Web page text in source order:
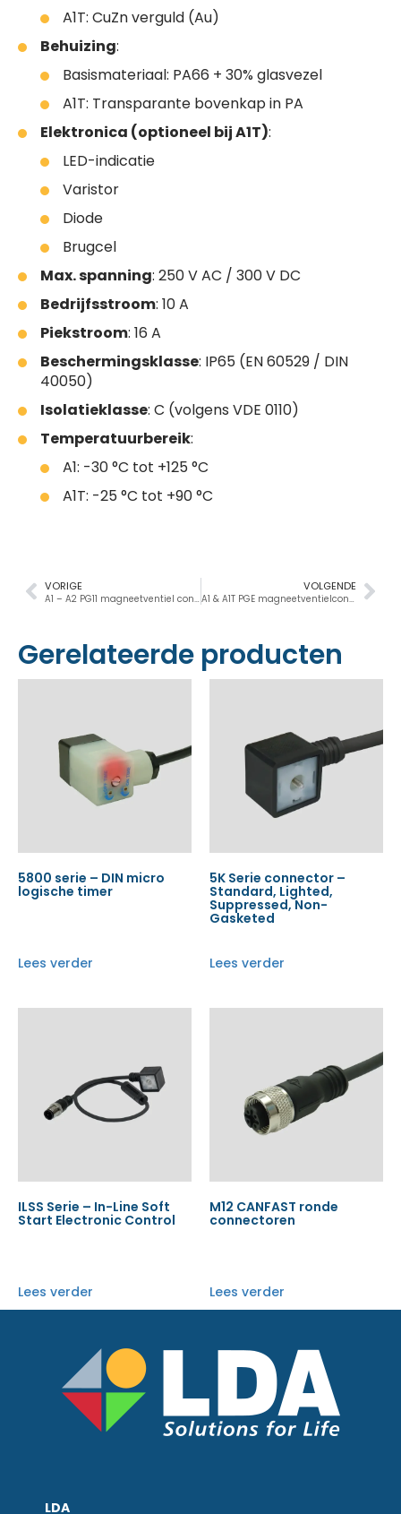
A1T: CuZn verguld (Au)
Behuizing:
Basismateriaal: PA66 + 30% glasvezel
A1T: Transparante bovenkap in PA
Elektronica (optioneel bij A1T):
LED-indicatie
Varistor
Diode
Brugcel
Max. spanning: 250 V AC / 300 V DC
Bedrijfsstroom: 10 A
Piekstroom: 16 A
Beschermingsklasse: IP65 (EN 60529 / DIN
40050)
Isolatieklasse: C (volgens VDE 0110)
Temperatuurbereik:
A1: -30 °C tot +125 °C
A1T: -25 °C tot +90 °C
VOLGENDE
VORIGE
Gerelateerde producten
5800 serie – DIN micro
logische timer
Lees verder
5K Serie connector –
Standard, Lighted,
Suppressed, Non-
Gasketed
Lees verder
ILSS Serie – In-Line Soft
Start Electronic Control
Lees verder
M12 CANFAST ronde
connectoren
Lees verder
LDA